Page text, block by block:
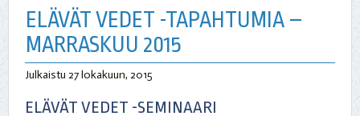
ELÄVÄT VEDET -TAPAHTUMIA –
MARRASKUU 2015
Julkaistu27 lokakuun, 2015
ELÄVÄT VEDET -SEMINAARI